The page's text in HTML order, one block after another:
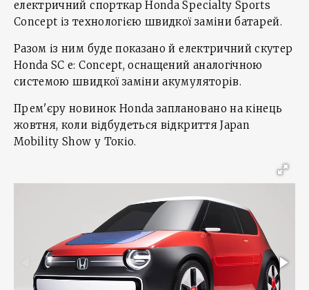
електричний спорткар Honda Specialty Sports
Concept із технологією швидкої заміни батарей.
Разом із ним буде показано й електричний скутер
Honda SC e: Concept, оснащений аналогічною
системою швидкої заміни акумуляторів.
Прем'єру новинок Honda заплановано на кінець
жовтня, коли відбудеться відкриття Japan
Mobility Show у Токіо.